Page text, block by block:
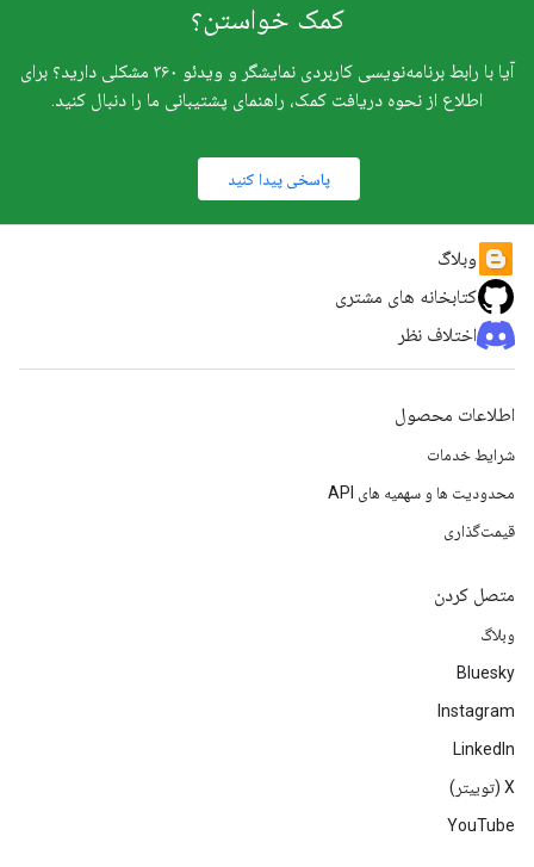
کمک خواستن؟
آیا با رابط برنامه‌نویسی کاربردی نمایشگر و ویدئو ۳۶۰ مشکلی دارید؟ برای
اطلاع از نحوه دریافت کمک، راهنمای پشتیبانی ما را دنبال کنید.
پاسخی پیدا کنید
وبلاگ
کتابخانه های مشتری
اختلاف نظر
اطلاعات محصول
شرایط خدمات
محدودیت ها و سهمیه های API
قیمت‌گذاری
متصل کردن
وبلاگ
Bluesky
Instagram
LinkedIn
‫X (توییتر)
YouTube